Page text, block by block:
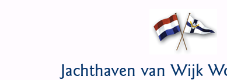
Jachthaven van Wijk